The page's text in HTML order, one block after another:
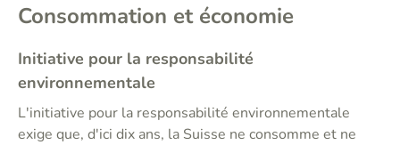
Consommation et économie
Initiative pour la responsabilité
environnementale
L'initiative pour la responsabilité environnementale
exige que, d'ici dix ans, la Suisse ne consomme et ne